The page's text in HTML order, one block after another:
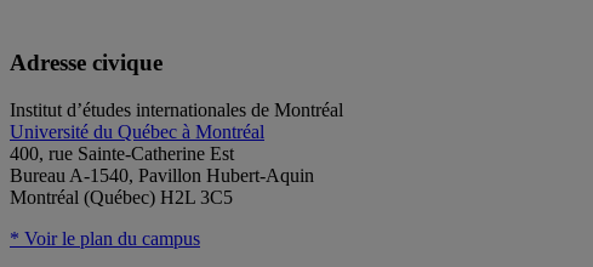
Adresse civique
Institut d’études internationales de Montréal
Université du Québec à Montréal
400, rue Sainte-Catherine Est
Bureau A-1540, Pavillon Hubert-Aquin
Montréal (Québec) H2L 3C5
* Voir le plan du campus